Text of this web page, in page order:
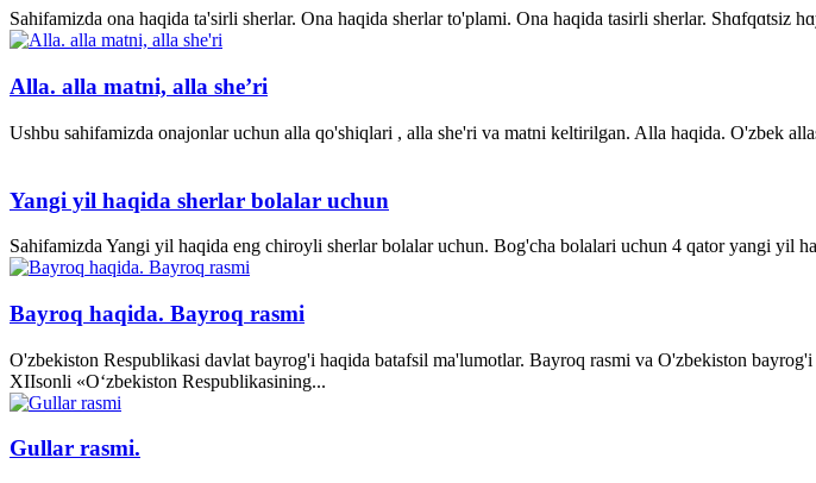
Sahifamizda ona haqida ta'sirli sherlar. Ona haqida sherlar to'plami. Ona haqida tasirli sherlar.
Alla. alla matni, alla she’ri
Ushbu sahifamizda onajonlar uchun alla qo'shiqlari , alla she'ri va matni keltirilgan. Alla haqida. O'zbek
Yangi yil haqida sherlar bolalar uchun
Sahifamizda Yangi yil haqida eng chiroyli sherlar bolalar uchun. Bog'cha bolalari uchun 4 qator yangi yil
Bayroq haqida. Bayroq rasmi
O'zbekiston Respublikasi davlat bayrog'i haqida batafsil ma'lumotlar. Bayroq rasmi va O'zbekiston
XII­sonli «O‘zbekiston Respublikasining...
Gullar rasmi.